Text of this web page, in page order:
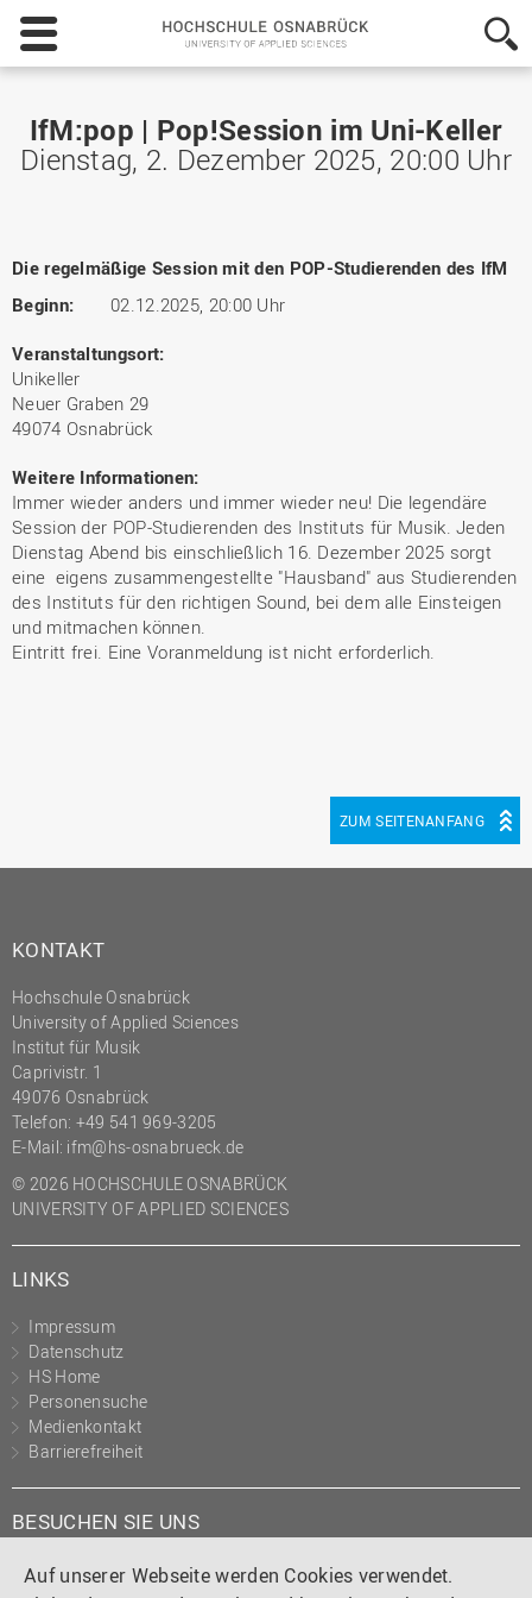
Auf unserer Webseite werden Cookies verwendet.
Hochschule
Osnabrück
-
of
Applied
Sciences
IfM:pop | Pop!Session im Uni-Keller
Dienstag, 2. Dezember 2025, 20:00 Uhr
Die regelmäßige Session mit den POP-Studierenden des IfM
Beginn:
02.12.2025, 20:00 Uhr
Veranstaltungsort:
Unikeller
Neuer Graben 29
49074 Osnabrück
Weitere Informationen:
Immer wieder anders und immer wieder neu! Die legendäre
Session der POP-Studierenden des Instituts für Musik. Jeden
Dienstag Abend bis einschließlich 16. Dezember 2025 sorgt
eine eigens zusammengestellte "Hausband" aus Studierenden
des Instituts für den richtigen Sound, bei dem alle Einsteigen
und mitmachen können.
Eintritt frei. Eine Voranmeldung ist nicht erforderlich.
ZUM SEITENANFANG
KONTAKT
Hochschule Osnabrück
University of Applied Sciences
Institut für Musik
Caprivistr. 1
49076 Osnabrück
Telefon: +49 541 969-3205
E-Mail: ifm@hs-osnabrueck.de
© 2026 HOCHSCHULE OSNABRÜCK
UNIVERSITY OF APPLIED SCIENCES
LINKS
Impressum
Datenschutz
HS Home
Personensuche
Medienkontakt
Barrierefreiheit
BESUCHEN SIE UNS
Instagram
TiktokLinkedIn
YouTube
Facebook